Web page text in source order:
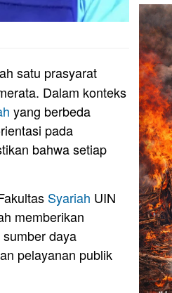
satu prasyarat
Dalam konteks
yang berbeda
pada
bahwa setiap
Syariah UIN
memberikan
daya
pelayanan publik